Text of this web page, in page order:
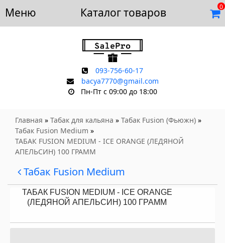
Меню Каталог товаров 0
Доставка и оплата Отзывы Скидки Контакты
093-756-60-17
bacya7770@gmail.com
Пн-Пт с 09:00 до 18:00
Главная » Табак для кальяна » Табак Fusion (Фьюжн) »
Табак Fusion Medium »
ТАБАК FUSION MEDIUM - ICE ORANGE (ЛЕДЯНОЙ
АПЕЛЬСИН) 100 ГРАММ
Табак Fusion Medium
ТАБАК FUSION MEDIUM - ICE ORANGE
(ЛЕДЯНОЙ АПЕЛЬСИН) 100 ГРАММ